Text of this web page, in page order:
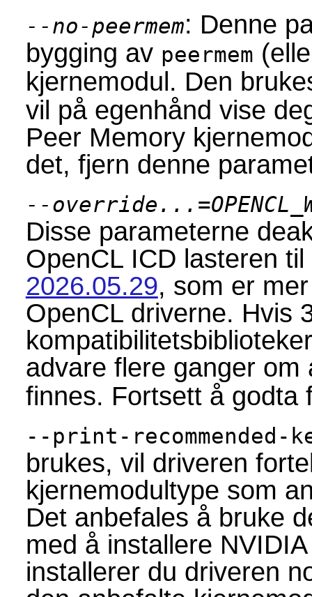
--no-peermem: Denne
bygging av peermem
kjernemodul. Den
vil på egenhånd vise
Peer Memory
det, fjern denne
--
Disse parameterne
OpenCL ICD lasteren
2026.05.29, som er
OpenCL driverne. Hvis
advare flere ganger
finnes. Fortsett å godta
--print-recommended-
brukes, vil driveren
kjernemodultype som
Det anbefales å bruke
med å installere
installerer du driveren